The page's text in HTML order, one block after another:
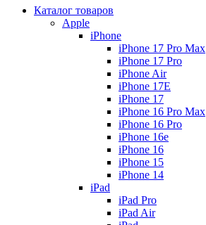
Каталог товаров
Apple
iPhone
iPhone 17 Pro Max
iPhone 17 Pro
iPhone Air
iPhone 17E
iPhone 17
iPhone 16 Pro Max
iPhone 16 Pro
iPhone 16e
iPhone 16
iPhone 15
iPhone 14
iPad
iPad Pro
iPad Air